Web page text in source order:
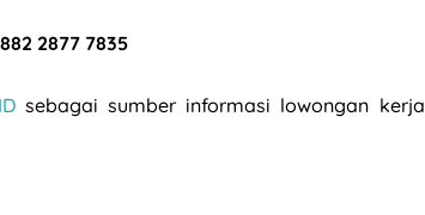
2877 7835
sebagai sumber informasi lowongan kerja